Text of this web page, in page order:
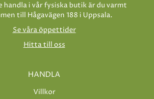
handla i vår fysiska butik är du varmt
till Hågavägen 188 i Uppsala.
Se våra öppettider
Hitta till oss
HANDLA
Villkor